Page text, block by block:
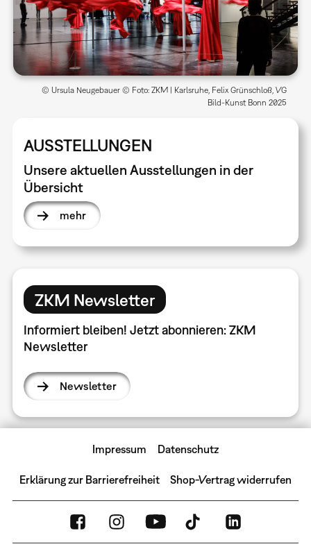
AUSSTELLUNGEN
Unsere aktuellen Ausstellungen in der
Übersicht
mehr
© Ursula Neugebauer © Foto: ZKM | Karlsruhe, Felix Grünschloß, VG
Bild-Kunst Bonn 2025
ZKM Newsletter
Informiert bleiben! Jetzt abonnieren: ZKM
Newsletter
Newsletter
Impressum Datenschutz
Erklärung zur Barrierefreiheit Shop-Vertrag widerrufen